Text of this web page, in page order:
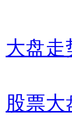
大盘走
股票